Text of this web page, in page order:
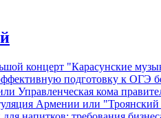
концерт "Карасунские
подготовку к ОГЭ
Управленческая кома
Армении или